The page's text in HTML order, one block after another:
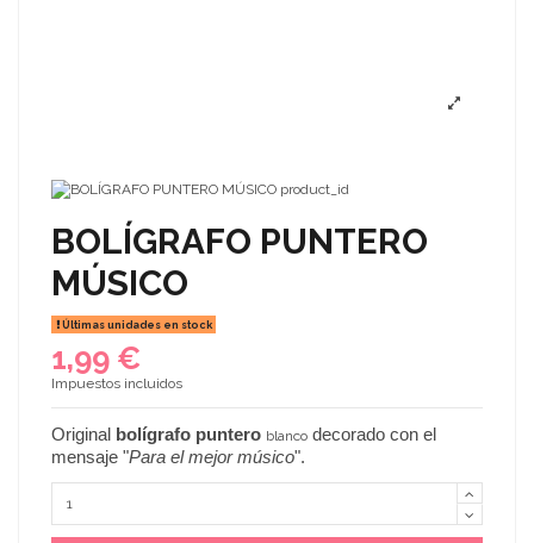
BOLÍGRAFO PUNTERO
MÚSICO
Últimas unidades en stock
1,99 €
Impuestos incluidos
Original bolígrafo puntero blanco decorado con el
mensaje "Para el mejor músico".